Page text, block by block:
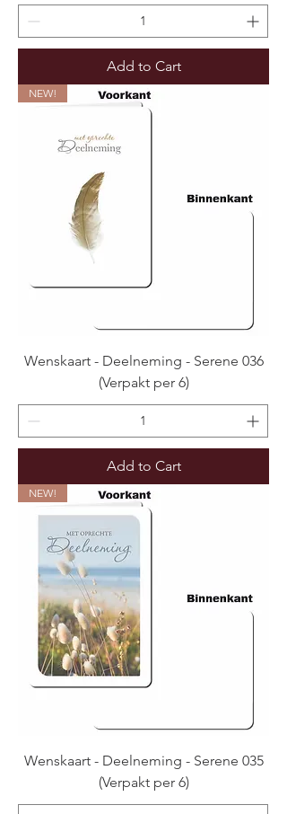
Add to Cart
NEW!
Wenskaart - Deelneming - Serene 036
(Verpakt per 6)
Add to Cart
NEW!
Wenskaart - Deelneming - Serene 035
(Verpakt per 6)